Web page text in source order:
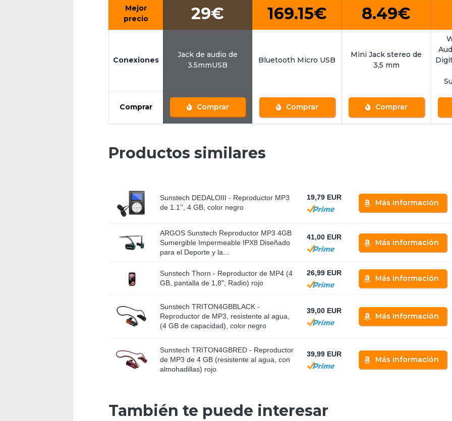
Mejor
precio
29€ 169.15€ 8.49€
Conexiones
Jack de audio de
3.5mmUSB
Bluetooth Micro USB
Mini Jack stereo de
3,5 mm
Comprar Comprar Comprar Comprar
Productos similares
Sunstech DEDALOIII - Reproductor MP3
de 1.1'', 4 GB, color negro
19,79 EUR
Más información
ARGOS Sunstech Reproductor MP3 4GB
Sumergible Impermeable IPX8 Diseñado
para el Deporte y la...
41,00 EUR
Más información
Sunstech Thorn - Reproductor de MP4 (4
GB, pantalla de 1,8", Radio) rojo
26,99 EUR
Más información
Sunstech TRITON4GBBLACK -
Reproductor de MP3, resistente al agua,
(4 GB de capacidad), color negro
39,00 EUR
Más información
Sunstech TRITON4GBRED - Reproductor
de MP3 de 4 GB (resistente al agua, con
almohadillas) rojo
39,99 EUR
Más información
También te puede interesar